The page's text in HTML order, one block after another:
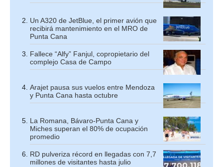
Un A320 de JetBlue, el primer avión que
recibirá mantenimiento en el MRO de
Punta Cana
Fallece “Alfy” Fanjul, copropietario del
complejo Casa de Campo
Arajet pausa sus vuelos entre Mendoza
y Punta Cana hasta octubre
La Romana, Bávaro-Punta Cana y
Miches superan el 80% de ocupación
promedio
RD pulveriza récord en llegadas con 7,7
millones de visitantes hasta julio